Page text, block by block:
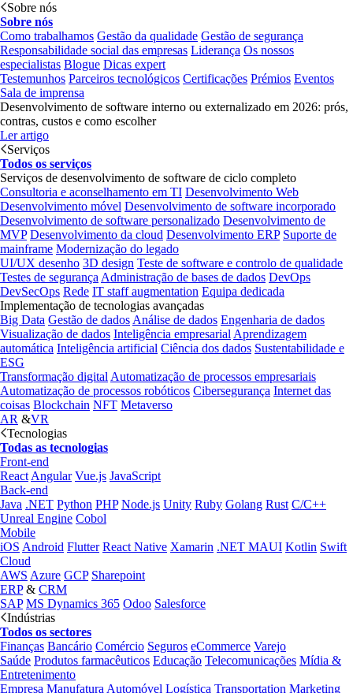
Sobre nós
Sobre nós
Como trabalhamos Gestão da qualidade Gestão de segurança
Responsabilidade social das empresas Liderança Os nossos
especialistas Blogue Dicas expert
Testemunhos Parceiros tecnológicos Certificações Prémios Eventos
Sala de imprensa
Desenvolvimento de software interno ou externalizado em 2026: prós,
contras, custos e como escolher
Ler artigo
Serviços
Todos os serviços
Serviços de desenvolvimento de software de ciclo completo
Consultoria e aconselhamento em TI Desenvolvimento Web
Desenvolvimento móvel Desenvolvimento de software incorporado
Desenvolvimento de software personalizado Desenvolvimento de
MVP Desenvolvimento da cloud Desenvolvimento ERP Suporte de
mainframe Modernização do legado
UI/UX desenho 3D design Teste de software e controlo de qualidade
Testes de segurança Administração de bases de dados DevOps
DevSecOps Rede IT staff augmentation Equipa dedicada
Implementação de tecnologias avançadas
Big Data Gestão de dados Análise de dados Engenharia de dados
Visualização de dados Inteligência empresarial Aprendizagem
automática Inteligência artificial Ciência dos dados Sustentabilidade e
ESG
Transformação digital Automatização de processos empresariais
Automatização de processos robóticos Cibersegurança Internet das
coisas Blockchain NFT Metaverso
AR &VR
Tecnologias
Todas as tecnologias
Front-end
React Angular Vue.js JavaScript
Back-end
Java .NET Python PHP Node.js Unity Ruby Golang Rust C/C++
Unreal Engine Cobol
Mobile
iOS Android Flutter React Native Xamarin .NET MAUI Kotlin Swift
Cloud
AWS Azure GCP Sharepoint
ERP& CRM
SAP MS Dynamics 365 Odoo Salesforce
Indústrias
Todos os sectores
Finanças Bancário Comércio Seguros eCommerce Varejo
Saúde Produtos farmacêuticos Educação Telecomunicações Mídia &
Entretenimento
Empresa Manufatura Automóvel Logística Transportation Marketing